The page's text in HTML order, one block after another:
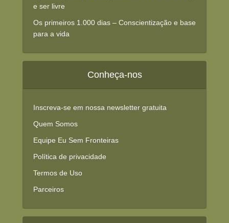
e ser livre
Os primeiros 1.000 dias – Conscientização e base
para a vida
Conheça-nos
Inscreva-se em nossa newsletter gratuita
Quem Somos
Equipe Eu Sem Fronteiras
Política de privacidade
Termos de Uso
Parceiros